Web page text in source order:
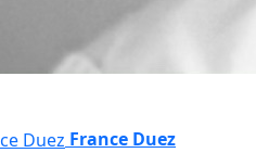
France Duez